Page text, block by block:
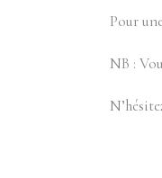
Pour
NB :